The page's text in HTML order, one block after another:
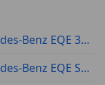
Mercedes-Benz EQE 350 Gebraucht
Mercedes-Benz EQE SUV Gebraucht